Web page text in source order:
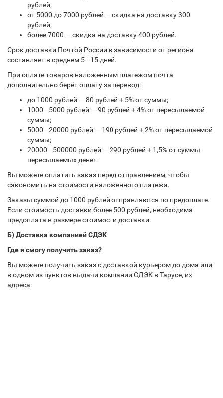
рублей;
от 5000 до 7000 рублей — скидка на доставку 300
рублей;
более 7000 — скидка на доставку 400 рублей.
Срок доставки Почтой России в зависимости от региона
составляет в среднем 5—15 дней.
При оплате товаров наложенным платежом почта
дополнительно берёт оплату за перевод:
до 1000 рублей — 80 рублей + 5% от суммы;
1000—5000 рублей — 90 рублей + 4% от пересылаемой
суммы;
5000—20000 рублей — 190 рублей + 2% от пересылаемой
суммы;
20000—500000 рублей — 290 рублей + 1,5% от суммы
пересылаемых денег.
Вы можете оплатить заказ перед отправлением, чтобы
сэкономить на стоимости наложенного платежа.
Заказы суммой до 1000 рублей отправляются по предоплате.
Если стоимость доставки более 500 рублей, необходима
предоплата в размере стоимости доставки.
Б) Доставка компанией СДЭК
Где я смогу получить заказ?
Вы можете получить заказ с доставкой курьером до дома или
в одном из пунктов выдачи компании СДЭК в Тарусе, их
адреса: